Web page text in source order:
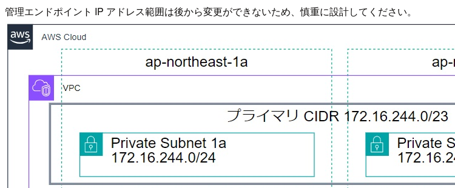
管理エンドポイント IP アドレス範囲は後から変更ができないため、慎重に設計してください。